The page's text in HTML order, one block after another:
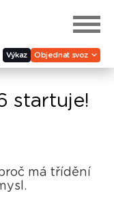
Výkaz Objednat svoz
startuje!
má třídění